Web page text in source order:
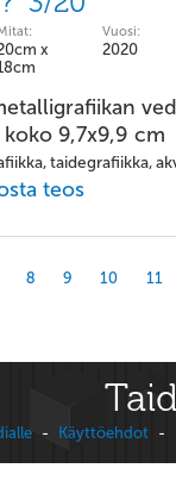
x
Vuosi:
2020
9,7x9,9 cm
taidegrafiikka,
teos
8 9 10 11
- Käyttöehdot -